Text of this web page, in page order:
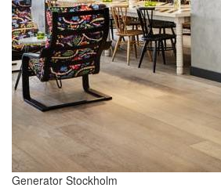
Generator Stockholm